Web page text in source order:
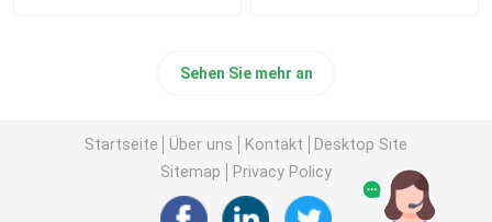
Sehen Sie mehr an
Startseite Über uns Kontakt
Desktop Site
Sitemap
Privacy Policy